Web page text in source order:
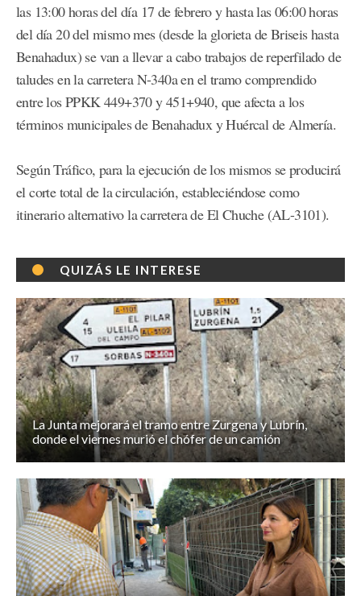
las 13:00 horas del día 17 de febrero y hasta las 06:00 horas
del día 20 del mismo mes (desde la glorieta de Briseis hasta
Benahadux) se van a llevar a cabo trabajos de reperfilado de
taludes en la carretera N-340a en el tramo comprendido
entre los PPKK 449+370 y 451+940, que afecta a los
términos municipales de Benahadux y Huércal de Almería.
Según Tráfico, para la ejecución de los mismos se producirá
el corte total de la circulación, estableciéndose como
itinerario alternativo la carretera de El Chuche (AL-3101).
QUIZÁS LE INTERESE
La Junta mejorará el tramo entre Zurgena y Lubrín,
donde el viernes murió el chófer de un camión